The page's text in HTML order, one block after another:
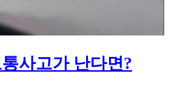
사고가 난다면?